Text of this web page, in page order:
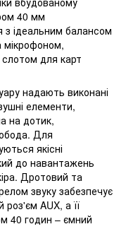
40 мм
з ідеальним балансом
мікрофоном,
для карт
надають виконані
елементи,
на дотик,
Для
якісні
до навантажень
Дротовий та
звуку забезпечує
AUX, а її
40 годин – ємний